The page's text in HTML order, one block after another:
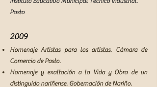
Pasto
2009
Homenaje Artistas para los artistas. Cámara de
Comercio de Pasto.
Homenaje y exaltación a la Vida y Obra de un
distinguido nariñense. Gobernación de Nariño.​